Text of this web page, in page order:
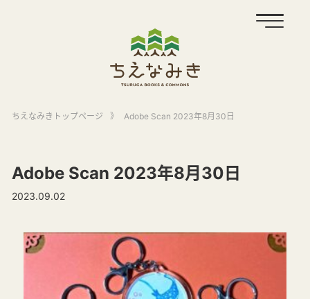
ちえなみきトップページ 》 Adobe Scan 2023年8月30日
Adobe Scan 2023年8月30日
2023.09.02